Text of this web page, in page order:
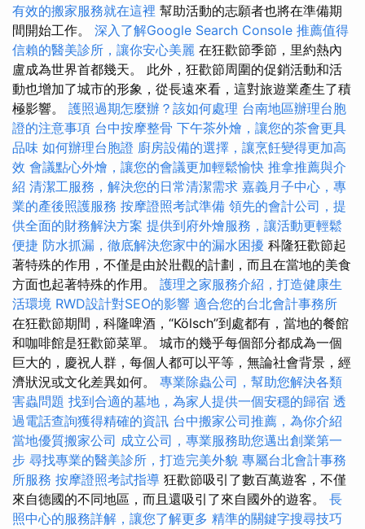
有效的搬家服務就在這裡 幫助活動的志願者也將在準備期
間開始工作。 深入了解Google Search Console 推薦值得
信賴的醫美診所，讓你安心美麗 在狂歡節季節，里約熱內
盧成為世界首都幾天。 此外，狂歡節周圍的促銷活動和活
動也增加了城市的形象，從長遠來看，這對旅遊業產生了積
極影響。 護照過期怎麼辦？該如何處理 台南地區辦理台胞
證的注意事項 台中按摩整骨 下午茶外燴，讓您的茶會更具
品味 如何辦理台胞證 廚房設備的選擇，讓烹飪變得更加高
效 會議點心外燴，讓您的會議更加輕鬆愉快 推拿推薦與介
紹 清潔工服務，解決您的日常清潔需求 嘉義月子中心，專
業的產後照護服務 按摩證照考試準備 領先的會計公司，提
供全面的財務解決方案 提供到府外燴服務，讓活動更輕鬆
便捷 防水抓漏，徹底解決您家中的漏水困擾 科隆狂歡節起
著特殊的作用，不僅是由於壯觀的計劃，而且在當地的美食
方面也起著特殊的作用。 護理之家服務介紹，打造健康生
活環境 RWD設計對SEO的影響 適合您的台北會計事務所
在狂歡節期間，科隆啤酒，“Kölsch”到處都有，當地的餐館
和咖啡館是狂歡節菜單。 城市的幾乎每個部分都成為一個
巨大的，慶祝人群，每個人都可以平等，無論社會背景，經
濟狀況或文化差異如何。 專業除蟲公司，幫助您解決各類
害蟲問題 找到合適的墓地，為家人提供一個安穩的歸宿 透
過電話查詢獲得精確的資訊 台中搬家公司推薦，為你介紹
當地優質搬家公司 成立公司，專業服務助您邁出創業第一
步 尋找專業的醫美診所，打造完美外貌 專屬台北會計事務
所服務 按摩證照考試指導 狂歡節吸引了數百萬遊客，不僅
來自德國的不同地區，而且還吸引了來自國外的遊客。 長
照中心的服務詳解，讓您了解更多 精準的關鍵字搜尋技巧